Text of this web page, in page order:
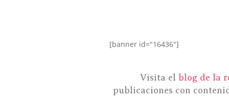
[banner id="16436"]
Visita el blog de la
publicaciones con